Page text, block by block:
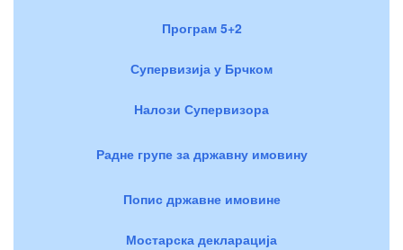
Програм 5+2
Супервизија у Брчком
Налози Супервизора
Радне групе за државну имовину
Попис државне имовине
Мостарска декларација